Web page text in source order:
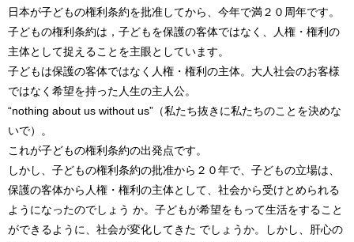
日本が子どもの権利条約を批准してから、今年で満２０周年です。
子どもの権利条約は，子どもを保護の客体ではなく、人権・権利の
主体として捉えることを主眼としています。
子どもは保護の客体ではなく人権・権利の主体。大人社会のお客様
ではなく希望を持った人生の主人公。
“nothing about us without us”（私たち抜きに私たちのことを決めな
いで）。
これが子どもの権利条約の出発点です。
しかし、子どもの権利条約の批准から２０年で、子どもの立場は、
保護の客体から人権・権利の主体として、社会から受けとめられる
ようになったのでしょう か。子どもが希望をもって生活をすること
ができるように、社会が変化してきた でしょうか。しかし、肝心の